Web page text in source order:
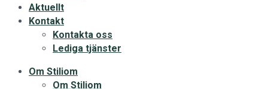
Aktuellt
Kontakt
Kontakta oss
Lediga tjänster
Om Stiliom
Om Stiliom